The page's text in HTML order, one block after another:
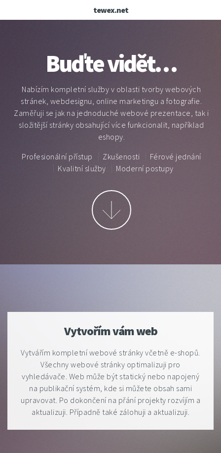
tewex.net
Buďte vidět…
Nabízím kompletní služby v oblasti tvorby webových
stránek, webdesignu, online marketingu a fotografie.
Zaměřuji se jak na jednoduché webové prezentace, tak i
složitější stránky obsahující více funkcionalit, například
eshopy.
Profesionální přístup
Zkušenosti
Férové jednání
Kvalitní služby
Moderní postupy
Vytvořím vám web
Vytvářím kompletní webové stránky včetně e-shopů.
Všechny webové stránky optimalizuji pro
vyhledávače. Web může být statický nebo napojený
na publikační systém, kde si můžete obsah sami
upravovat. Po dokončení na přání projekty rozvíjím a
aktualizuji. Případně také zálohuji a aktualizuji.